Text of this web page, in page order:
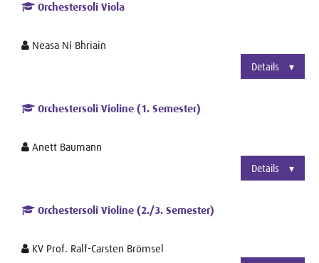
Orchestersoli Viola
Neasa Ní Bhriain
Details
Orchestersoli Violine (1. Semester)
Anett Baumann
Details
Orchestersoli Violine (2./3. Semester)
KV Prof. Ralf-Carsten Brömsel